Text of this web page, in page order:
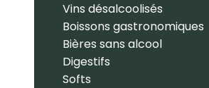
Vins désalcoolisés
Boissons gastronomiques
Bières sans alcool
Digestifs
Softs